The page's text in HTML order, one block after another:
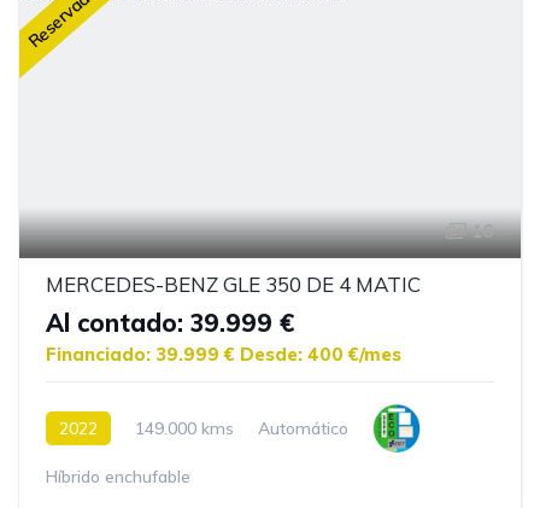
Reservado
16
MERCEDES-BENZ GLE 350 DE 4 MATIC
Al contado: 39.999 €
Financiado: 39.999 € Desde: 400 €/mes
2022 149.000 kms Automático
Híbrido enchufable